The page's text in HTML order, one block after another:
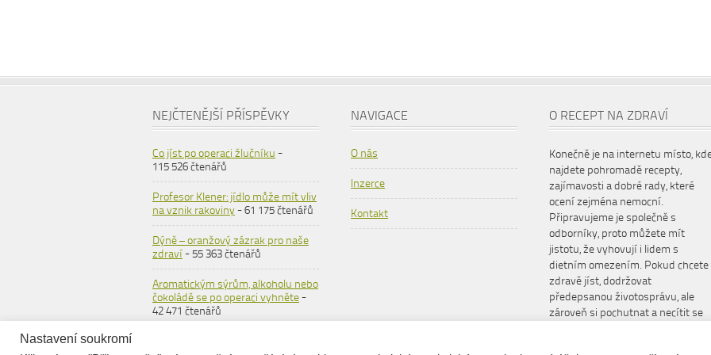
NEJČTENĚJŠÍ PŘÍSPĚVKY
Co jíst po operaci žlučníku -
115 526 čtenářů
Profesor Klener: jídlo může mít vliv
na vznik rakoviny- 61 175 čtenářů
Dýně – oranžový zázrak pro naše
zdraví- 55 363 čtenářů
Aromatickým sýrům, alkoholu nebo
čokoládě se po operaci vyhněte-
42 471 čtenářů
NAVIGACE
O nás
Inzerce
Kontakt
O RECEPT NA ZDRAVÍ
Konečně je na internetu místo,
najdete pohromadě recepty,
zajímavosti a dobré rady, které
ocení zejména nemocní.
Připravujeme je společně s
odborníky, proto můžete mít
jistotu, že vyhovují i lidem s
dietním omezením. Pokud chcete
zdravě jíst, dodržovat
předepsanou životosprávu, ale
zároveň si pochutnat a necítit se
Nastavení soukromí